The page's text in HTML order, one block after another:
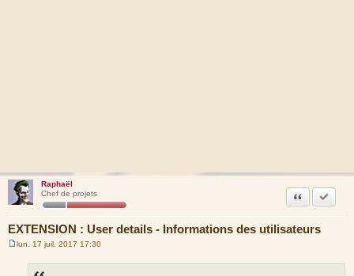
Raphaël
Chef de projets
EXTENSION : User details - Informations des utilisateurs
Citation
lun. 17 juil. 2017 17:30